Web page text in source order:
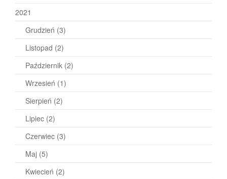
2021
Grudzień (3)
Listopad (2)
Październik (2)
Wrzesień (1)
Sierpień (2)
Lipiec (2)
Czerwiec (3)
Maj (5)
Kwiecień (2)